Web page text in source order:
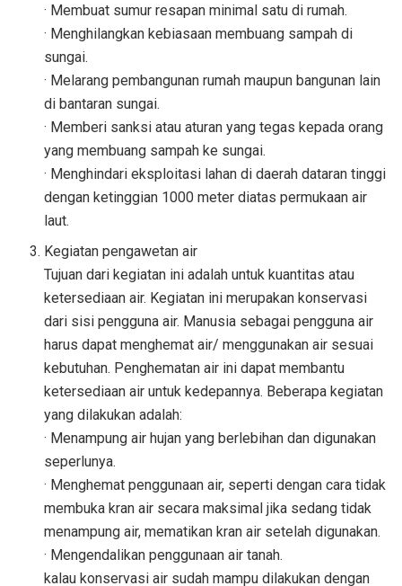
· Membuat sumur resapan minimal satu di rumah.
· Menghilangkan kebiasaan membuang sampah di
sungai.
· Melarang pembangunan rumah maupun bangunan lain
di bantaran sungai.
· Memberi sanksi atau aturan yang tegas kepada orang
yang membuang sampah ke sungai.
· Menghindari eksploitasi lahan di daerah dataran tinggi
dengan ketinggian 1000 meter diatas permukaan air
laut.
Kegiatan pengawetan air
Tujuan dari kegiatan ini adalah untuk kuantitas atau
ketersediaan air. Kegiatan ini merupakan konservasi
dari sisi pengguna air. Manusia sebagai pengguna air
harus dapat menghemat air/ menggunakan air sesuai
kebutuhan. Penghematan air ini dapat membantu
ketersediaan air untuk kedepannya. Beberapa kegiatan
yang dilakukan adalah:
· Menampung air hujan yang berlebihan dan digunakan
seperlunya.
· Menghemat penggunaan air, seperti dengan cara tidak
membuka kran air secara maksimal jika sedang tidak
menampung air, mematikan kran air setelah digunakan.
· Mengendalikan penggunaan air tanah.
kalau konservasi air sudah mampu dilakukan dengan